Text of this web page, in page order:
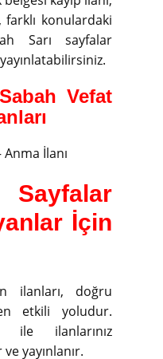
farklı konulardaki
Sarı sayfalar
Vefat
Anma İlanı
Sayfalar
İçin
ilanları, doğru
etkili yoludur.
ilanlarınız
yayınlanır.